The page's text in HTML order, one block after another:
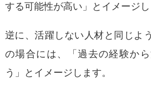
する可能性が高い」とイメージし
逆に、活躍しない人材と同じよ
の場合には、「過去の経験か
う」とイメージします。